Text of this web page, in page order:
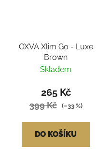
OXVA Xlim Go - Luxe
Brown
Skladem
265 Kč
399 Kč (–33 %)
DO KOŠÍKU